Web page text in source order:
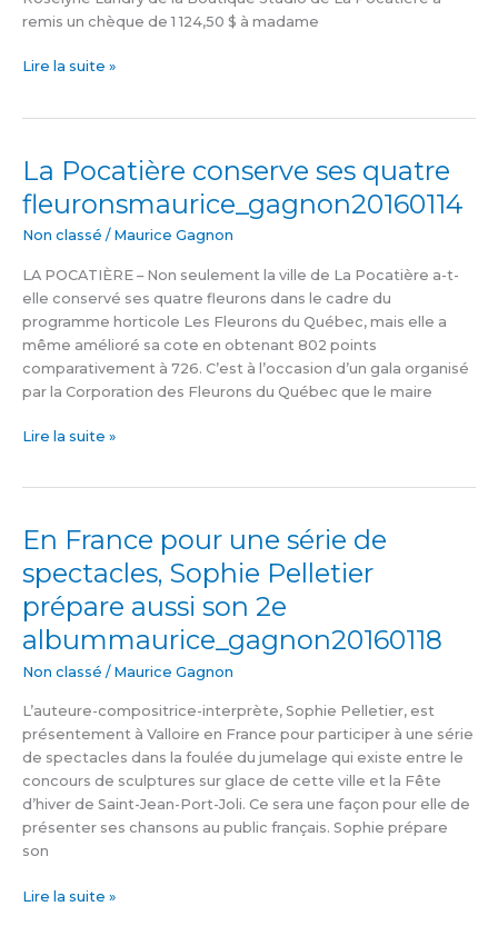
remis un chèque de 1 124,50 $ à madame
Lire la suite »
La Pocatière conserve ses quatre
fleuronsmaurice_gagnon20160114
Non classé / Maurice Gagnon
LA POCATIÈRE – Non seulement la ville de La Pocatière a-t-
elle conservé ses quatre fleurons dans le cadre du
programme horticole Les Fleurons du Québec, mais elle a
même amélioré sa cote en obtenant 802 points
comparativement à 726. C’est à l’occasion d’un gala organisé
par la Corporation des Fleurons du Québec que le maire
La
conserve
ses
fleuronsmaurice_gagnon20160114
Lire la suite »
En France pour une série de
spectacles, Sophie Pelletier
prépare aussi son 2e
albummaurice_gagnon20160118
Non classé / Maurice Gagnon
L’auteure-compositrice-interprète, Sophie Pelletier, est
présentement à Valloire en France pour participer à une série
de spectacles dans la foulée du jumelage qui existe entre le
concours de sculptures sur glace de cette ville et la Fête
d’hiver de Saint-Jean-Port-Joli. Ce sera une façon pour elle de
présenter ses chansons au public français. Sophie prépare
son
En
pour
une
série
de
spectacles,
Pelletier
prépare
aussi
son
2e
albummaurice_gagnon20160118
Lire la suite »